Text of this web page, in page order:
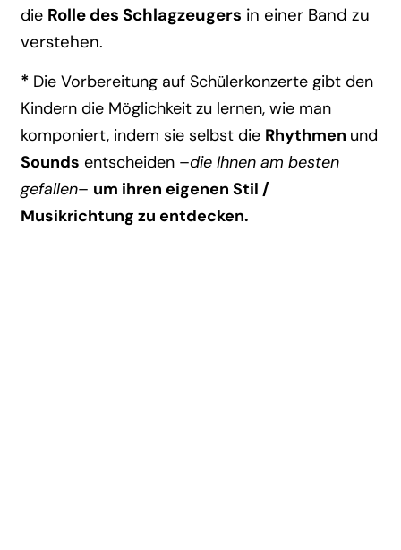
die Rolle des Schlagzeugers in einer Band zu
verstehen.
* Die Vorbereitung auf Schülerkonzerte gibt den
Kindern die Möglichkeit zu lernen, wie man
komponiert, indem sie selbst die Rhythmen und
Sounds entscheiden –die Ihnen am besten
gefallen– um ihren eigenen Stil /
Musikrichtung zu entdecken.